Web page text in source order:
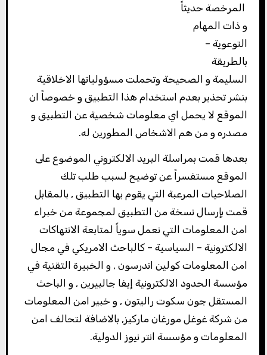
المرخصة حديثاً
و ذات المهام
التوعوية –
بالطريقة
السليمة و الصحيحة وتحملت مسؤولياتها الاخلاقية
بنشر تحذير بعدم استخدام هذا التطبيق و خصوصاً ان
الموقع لا يحمل اي معلومات شخصية عن التطبيق و
مصدره و من هم الاشخاص المطورين له.
بعدها قمت بمراسلة البريد الالكتروني الموضوع على
الموقع مستفسراً عن توضيح لسبب طلب تلك
الصلاحيات المرعبة التي يقوم بها التطبيق , بالمقابل
قمت بإرسال نسخة من التطبيق لمجموعة من خبراء
امن المعلومات التي نعمل سوياً لمتابعة الانتهاكات
الالكترونية – السياسية – كالباحث الامريكي في مجال
امن المعلومات كولين اندرسون , و الخبيرة التقنية في
مؤسسة الحدود الالكترونية إيفا جالبيرين , و الباحث
المستقل جون سكوت راليتون , و خبير امن المعلومات
من شركة غوغل مورغان ماركيز, بالاضافة لتحالف امن
المعلومات و مؤسسة انتر نيوز الدولية.